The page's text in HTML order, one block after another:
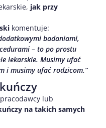
jak przy
komentuje:
badaniami,
– to po prostu
lekarskie. Musimy ufać
i musimy ufać rodzicom.”
lub
na takich samych